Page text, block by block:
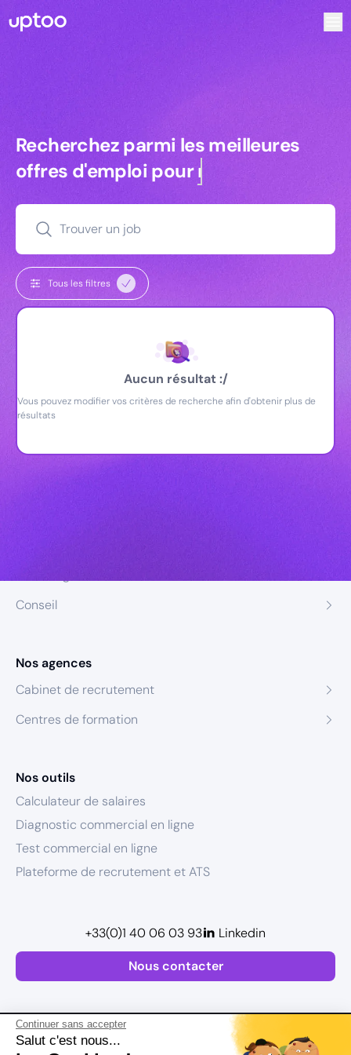
Continuer sans accepter
Salut c'est nous...
Recherchez parmi les meilleures
Recherchez parmi les meilleures
offres d'emploi pourmanagers
Trouver un job
Tous les filtres
Aucun résultat :/
Vous pouvez modifier vos critères de recherche afin d'obtenir plus de
résultats
Conseil
Nos agences
Cabinet de recrutement
Centres de formation
Nos outils
Calculateur de salaires
Diagnostic commercial en ligne
Test commercial en ligne
Plateforme de recrutement et ATS
Nous contacter
+33(0)1 40 06 03 93 Linkedin